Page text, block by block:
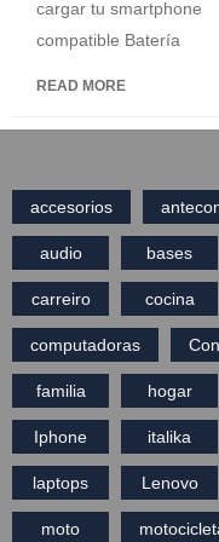
cargar tu smartphone
compatible Batería
READ MORE
accesorios
audio bases
carreiro cocina
computadoras
familia hogar
Iphone italika
laptops Lenovo
moto